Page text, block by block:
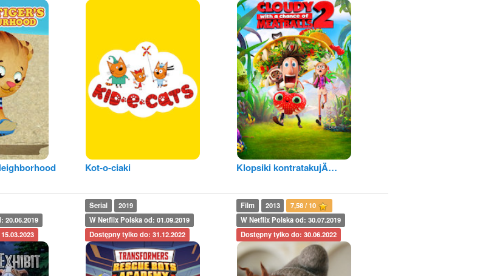
Kot-o-ciaki Klopsiki kontratakujÄ…
20.06.2019
Serial
2019
W Netflix Polska od: 01.09.2019
Dostępny tylko do: 31.12.2022
Film 2013
7,58 / 10
W Netflix Polska od: 30.07.2019
Dostępny tylko do: 30.06.2022